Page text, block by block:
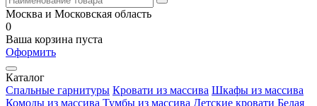
Москва и Московская область
0
Ваша корзина пуста
Оформить
Каталог
Спальные гарнитуры Кровати из массива Шкафы из массива
Комоды из массива Тумбы из массива Детские кровати Белая